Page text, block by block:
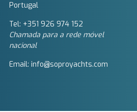
Portugal
Tel: +351 926 974 152
Chamada para a rede móvel
nacional
Email: info@soproyachts.com